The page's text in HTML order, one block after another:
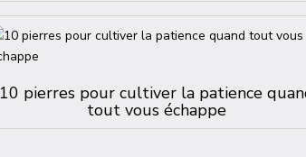
10 pierres pour cultiver la patience
tout vous échappe